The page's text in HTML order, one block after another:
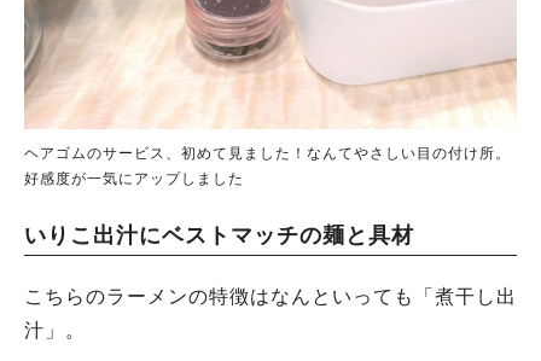
ヘアゴムのサービス、初めて見ました！なんてやさしい目の付け所。
好感度が一気にアップしました
いりこ出汁にベストマッチの麺と具材
こちらのラーメンの特徴はなんといっても「煮干し出
汁」。